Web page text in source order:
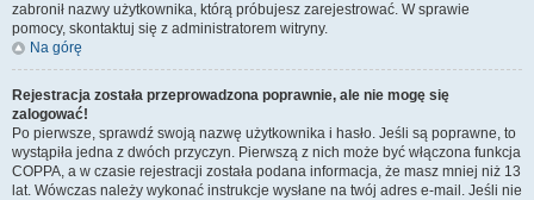
zabronił nazwy użytkownika, którą próbujesz zarejestrować. W sprawie
pomocy, skontaktuj się z administratorem witryny.
Na górę
Rejestracja została przeprowadzona poprawnie, ale nie mogę się
zalogować!
Po pierwsze, sprawdź swoją nazwę użytkownika i hasło. Jeśli są poprawne, to
wystąpiła jedna z dwóch przyczyn. Pierwszą z nich może być włączona funkcja
COPPA, a w czasie rejestracji została podana informacja, że masz mniej niż 13
lat. Wówczas należy wykonać instrukcje wysłane na twój adres e-mail. Jeśli nie